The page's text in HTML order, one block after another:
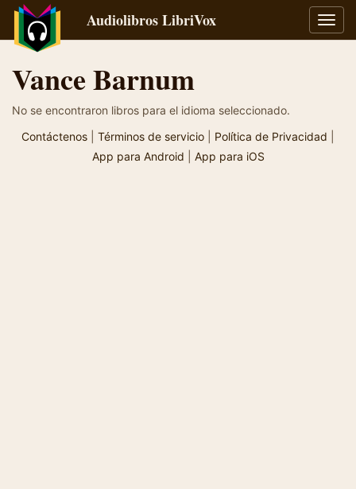
Audiolibros LibriVox
Vance Barnum
No se encontraron libros para el idioma seleccionado.
Contáctenos
Términos de servicio Política de Privacidad
App para Android
App para iOS